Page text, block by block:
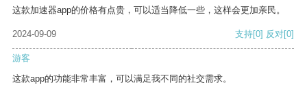
这款加速器app的价格有点贵，可以适当降低一些，这样会更加亲民。
2024-09-09 支持[0] 反对[0]
游客
这款app的功能非常丰富，可以满足我不同的社交需求。